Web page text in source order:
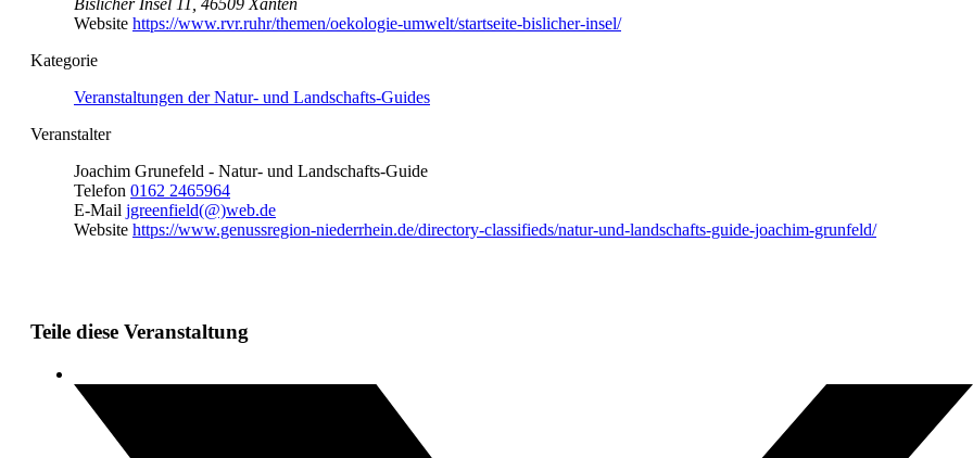
Website https://www.rvr.ruhr/themen/oekologie-umwelt/startseite-bislicher-insel/
Kategorie
Veranstaltungen der Natur- und Landschafts-Guides
Veranstalter
Joachim Grunefeld - Natur- und Landschafts-Guide
Telefon 0162 2465964
E-Mail jgreenfield(@)web.de
Website https://www.genussregion-niederrhein.de/directory-classifieds/natur-und-landschafts-guide-joachim-grunfeld/
Teile diese Veranstaltung